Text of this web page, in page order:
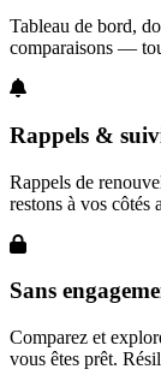
Tableau de bord,
comparaisons —
Rappels &
Rappels de
restons à vos côtés
Sans
Comparez et
vous êtes prêt.